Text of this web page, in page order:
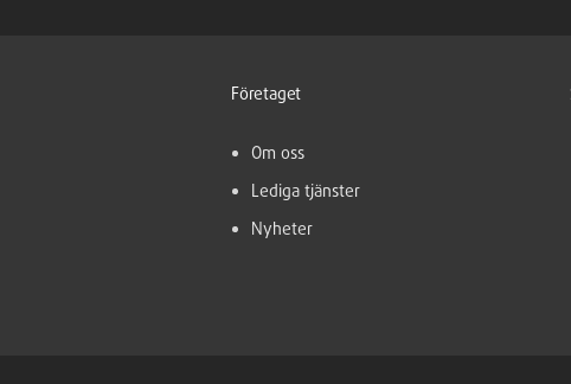
Företaget
Om oss
Lediga tjänster
Nyheter